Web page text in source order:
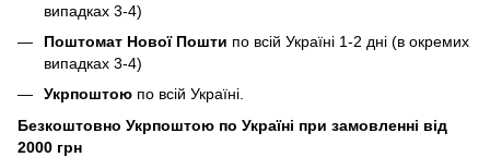
випадках 3-4)
Поштомат Нової Пошти по всій Україні 1-2 дні (в окремих
випадках 3-4)
Укрпоштою по всій Україні.
Безкоштовно Укрпоштою по Україні при замовленні від
2000 грн